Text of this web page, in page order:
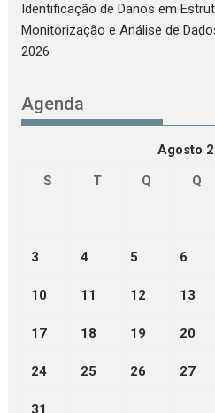
Identificação de Danos em
Monitorização e Análise de
2026
Agenda
Agosto
S
T Q Q
3 4 5 6
10 11 12 13
17 18 19 20
24 25 26 27
31